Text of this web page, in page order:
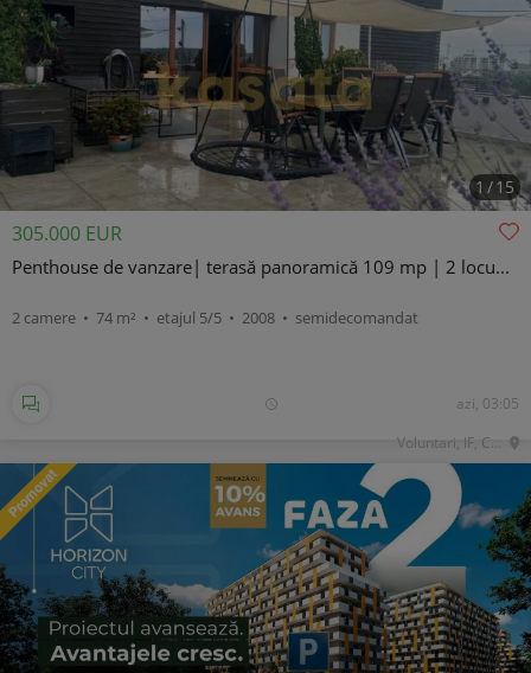
1 /15
305.000 EUR
Penthouse de vanzare| terasă panoramică 109 mp | 2 locu...
2 camere • 74 m² • etajul 5/5 • 2008 • semidecomandat
azi, 03:05
Voluntari, IF, Central